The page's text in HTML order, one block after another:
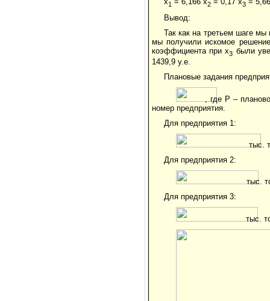
1 2 3
Вывод:
Так как на третьем шаге
мы получили искомое решение
коэффициента при x3 были
1439,9 у.е.
Плановые задания
, где P –
номер предприятия.
Для предприятия 1:
тыс.
Для предприятия 2:
тыс.
Для предприятия 3:
тыс.